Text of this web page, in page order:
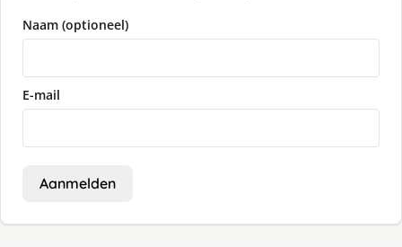
Naam (optioneel)
E-mail
Aanmelden